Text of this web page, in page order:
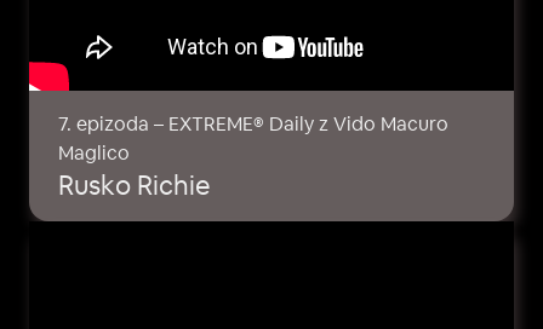
7. epizoda – EXTREME® Daily z Vido Macuro
Maglico
Rusko Richie